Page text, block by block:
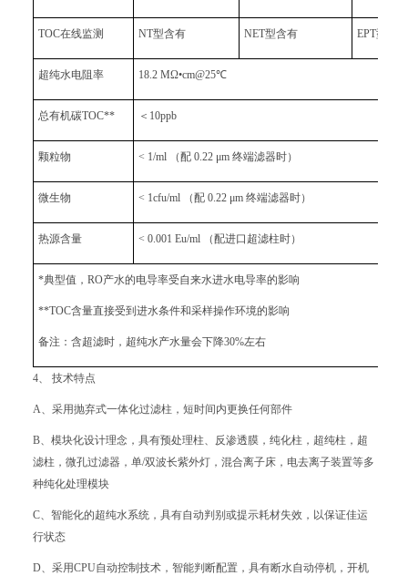
TOC在线监测 NT型含有 NET型含有 EPT型含
超纯水电阻率 18.2 MΩ•cm@25℃
总有机碳TOC** ＜10ppb
颗粒物 < 1/ml （配 0.22 μm 终端滤器时）
微生物 < 1cfu/ml （配 0.22 μm 终端滤器时）
热源含量 < 0.001 Eu/ml （配进口超滤柱时）
*典型值，RO产水的电导率受自来水进水电导率的影响
**TOC含量直接受到进水条件和采样操作环境的影响
备注：含超滤时，超纯水产水量会下降30%左右
4、 技术特点
A、采用抛弃式一体化过滤柱，短时间内更换任何部件
B、模块化设计理念，具有预处理柱、反渗透膜，纯化柱，超纯柱，超
滤柱，微孔过滤器，单/双波长紫外灯，混合离子床，电去离子装置等多
种纯化处理模块
C、智能化的超纯水系统，具有自动判别或提示耗材失效，以保证佳运
行状态
D、采用CPU自动控制技术，智能判断配置，具有断水自动停机，开机